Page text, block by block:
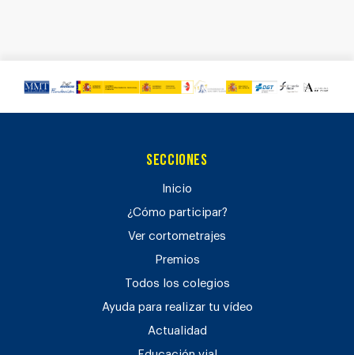
Secciones
Inicio
¿Cómo participar?
Ver cortometrajes
Premios
Todos los colegios
Ayuda para realizar tu vídeo
Actualidad